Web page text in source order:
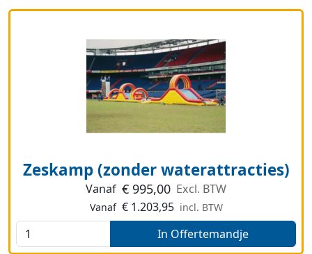
Zeskamp (zonder waterattracties)
Vanaf € 995,00 Excl. BTW
Vanaf € 1.203,95 incl. BTW
In Offertemandje